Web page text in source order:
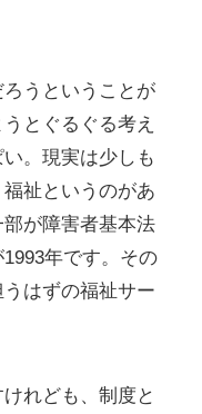
うということが
とぐるぐる考え
。現実は少しも
祉というのがあ
が障害者基本法
年です。その
はずの福祉サー
れども、制度と